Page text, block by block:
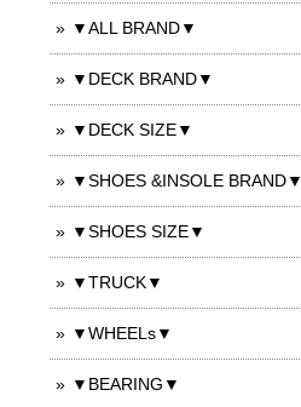
▼ALL BRAND▼
▼DECK BRAND▼
▼DECK SIZE▼
▼SHOES &INSOLE BRAND▼
▼SHOES SIZE▼
▼TRUCK▼
▼WHEELs▼
▼BEARING▼